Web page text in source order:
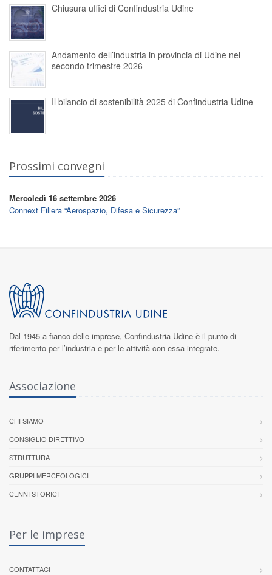
Chiusura uffici di Confindustria Udine
Andamento dell’industria in provincia di Udine nel
secondo trimestre 2026
Il bilancio di sostenibilità 2025 di Confindustria Udine
Prossimi convegni
Mercoledì 16 settembre 2026
Connext Filiera “Aerospazio, Difesa e Sicurezza”
Dal 1945 a fianco delle imprese, Confindustria Udine è il punto di
riferimento per l’industria e per le attività con essa integrate.
Associazione
CHI SIAMO
CONSIGLIO DIRETTIVO
STRUTTURA
GRUPPI MERCEOLOGICI
CENNI STORICI
Per le imprese
CONTATTACI